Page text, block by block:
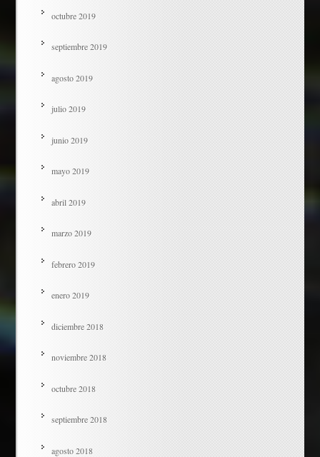
octubre 2019
septiembre 2019
agosto 2019
julio 2019
junio 2019
mayo 2019
abril 2019
marzo 2019
febrero 2019
enero 2019
diciembre 2018
noviembre 2018
octubre 2018
septiembre 2018
agosto 2018